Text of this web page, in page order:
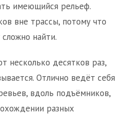
имеющийся рельеф.
вне трассы, потому что
найти.
несколько десятков раз,
Отлично ведёт себя
вдоль подъёмников,
разных